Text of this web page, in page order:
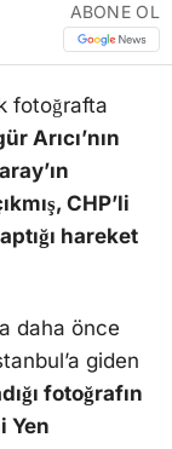
ABONE OL
fotoğrafta
Arıcı’nın
CHP’li
hareket
daha önce
giden
fotoğrafın
Yen